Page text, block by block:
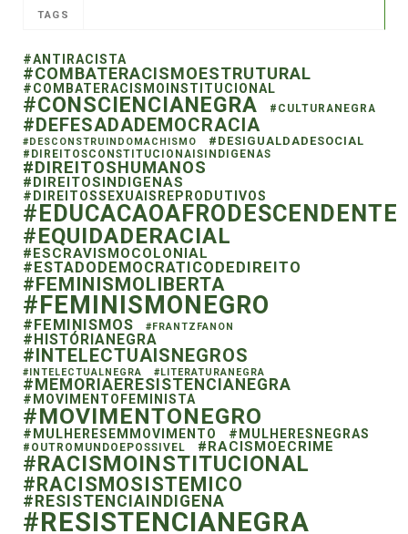
TAGS
#ANTIRACISTA
#COMBATERACISMOESTRUTURAL
#COMBATERACISMOINSTITUCIONAL
#CONSCIENCIANEGRA #CULTURANEGRA
#DEFESADADEMOCRACIA
#DESCONSTRUINDOMACHISMO #DESIGUALDADESOCIAL
#DIREITOSCONSTITUCIONAISINDIGENAS
#DIREITOSHUMANOS
#DIREITOSINDIGENAS
#DIREITOSSEXUAISREPRODUTIVOS
#EDUCACAOAFRODESCENDENTE
#EQUIDADERACIAL
#ESCRAVISMOCOLONIAL
#ESTADODEMOCRATICODEDIREITO
#FEMINISMOLIBERTA
#FEMINISMONEGRO
#FEMINISMOS #FRANTZFANON
#HISTÓRIANEGRA
#INTELECTUAISNEGROS
#INTELECTUALNEGRA #LITERATURANEGRA
#MEMORIAERESISTENCIANEGRA
#MOVIMENTOFEMINISTA
#MOVIMENTONEGRO
#MULHERESEMMOVIMENTO #MULHERESNEGRAS
#OUTROMUNDOEPOSSIVEL #RACISMOECRIME
#RACISMOINSTITUCIONAL
#RACISMOSISTEMICO
#RESISTENCIAINDIGENA
#RESISTENCIANEGRA